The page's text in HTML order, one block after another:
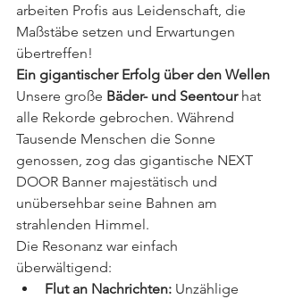
arbeiten Profis aus Leidenschaft, die
Maßstäbe setzen und Erwartungen
übertreffen!
Ein gigantischer Erfolg über den Wellen
Unsere große Bäder- und Seentour hat
alle Rekorde gebrochen. Während
Tausende Menschen die Sonne
genossen, zog das gigantische NEXT
DOOR Banner majestätisch und
unübersehbar seine Bahnen am
strahlenden Himmel.
Die Resonanz war einfach
überwältigend:
Flut an Nachrichten: Unzählige